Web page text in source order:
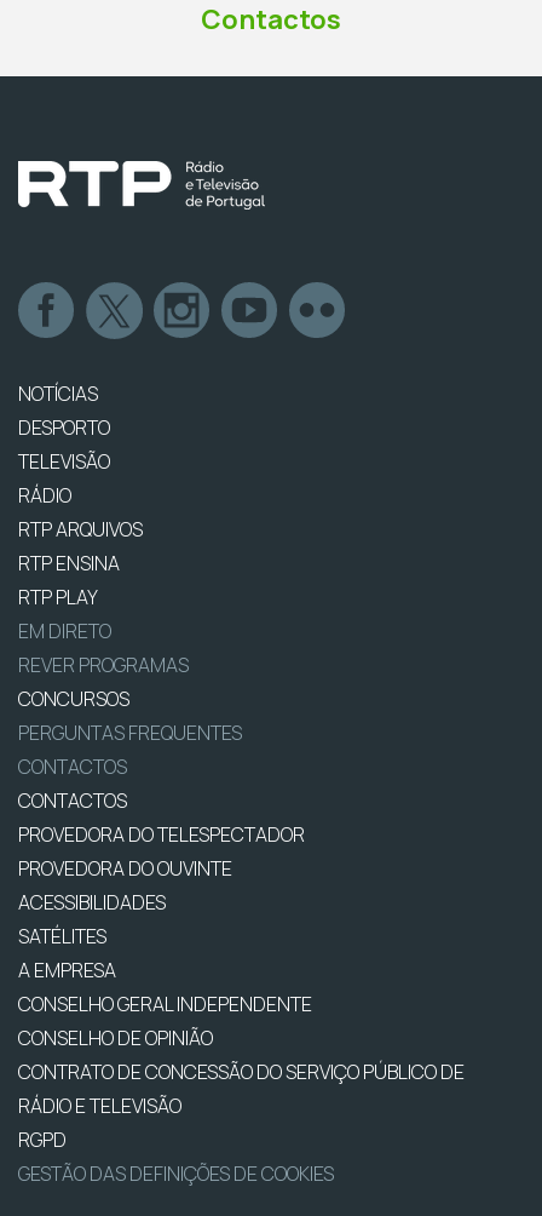
Contactos
NOTÍCIAS
DESPORTO
TELEVISÃO
RÁDIO
RTP ARQUIVOS
RTP ENSINA
RTP PLAY
EM DIRETO
REVER PROGRAMAS
CONCURSOS
PERGUNTAS FREQUENTES
CONTACTOS
CONTACTOS
PROVEDORA DO TELESPECTADOR
PROVEDORA DO OUVINTE
ACESSIBILIDADES
SATÉLITES
A EMPRESA
CONSELHO GERAL INDEPENDENTE
CONSELHO DE OPINIÃO
CONTRATO DE CONCESSÃO DO SERVIÇO PÚBLICO DE
RÁDIO E TELEVISÃO
RGPD
GESTÃO DAS DEFINIÇÕES DE COOKIES